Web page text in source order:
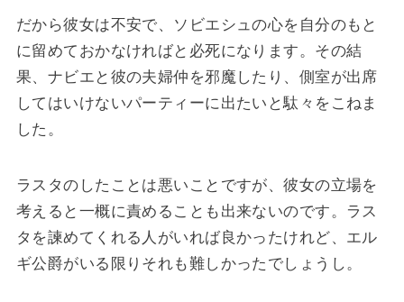
だから彼女は不安で、ソビエシュの心を自分のもと
に留めておかなければと必死になります。その結
果、ナビエと彼の夫婦仲を邪魔したり、側室が出席
してはいけないパーティーに出たいと駄々をこねま
した。
ラスタのしたことは悪いことですが、彼女の立場を
考えると一概に責めることも出来ないのです。ラス
タを諫めてくれる人がいれば良かったけれど、エル
ギ公爵がいる限りそれも難しかったでしょうし。